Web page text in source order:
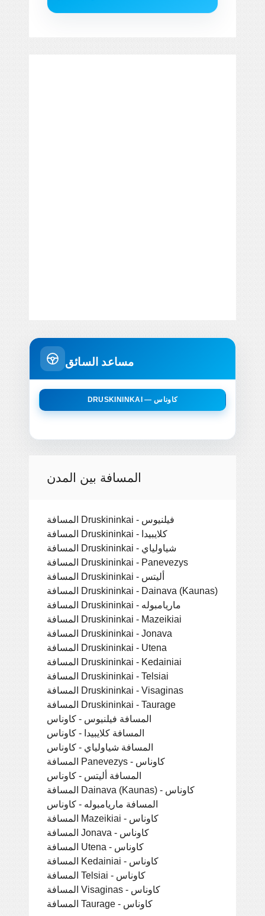
مساعد السائق
DRUSKININKAI — كاوناس
المسافة بين المدن
المسافة Druskininkai - فيلنيوس
المسافة Druskininkai - كلايبيدا
المسافة Druskininkai - شياولياي
المسافة Druskininkai - Panevezys
المسافة Druskininkai - أليتس
المسافة Druskininkai - Dainava (Kaunas)
المسافة Druskininkai - ماريامبوله
المسافة Druskininkai - Mazeikiai
المسافة Druskininkai - Jonava
المسافة Druskininkai - Utena
المسافة Druskininkai - Kedainiai
المسافة Druskininkai - Telsiai
المسافة Druskininkai - Visaginas
المسافة Druskininkai - Taurage
المسافة فيلنيوس - كاوناس
المسافة كلايبيدا - كاوناس
المسافة شياولياي - كاوناس
المسافة Panevezys - كاوناس
المسافة أليتس - كاوناس
المسافة Dainava (Kaunas) - كاوناس
المسافة ماريامبوله - كاوناس
المسافة Mazeikiai - كاوناس
المسافة Jonava - كاوناس
المسافة Utena - كاوناس
المسافة Kedainiai - كاوناس
المسافة Telsiai - كاوناس
المسافة Visaginas - كاوناس
المسافة Taurage - كاوناس